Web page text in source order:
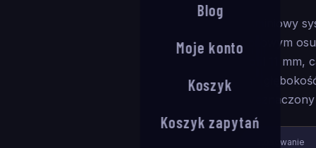
Blog
Moje konto
Koszyk
Koszyk zapytań
Aluminiowy
rypsowym
Profil 11 mm,
mm
Zastosowanie